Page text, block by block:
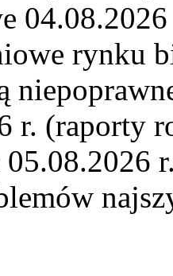
rynku
r. (raporty